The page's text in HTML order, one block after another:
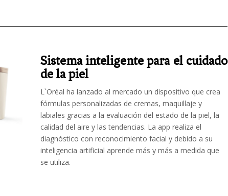
Sistema inteligente para el cuidado
de la piel
L`Oréal ha lanzado al mercado un dispositivo que crea
fórmulas personalizadas de cremas, maquillaje y
labiales gracias a la evaluación del estado de la piel, la
calidad del aire y las tendencias. La app realiza el
diagnóstico con reconocimiento facial y debido a su
inteligencia artificial aprende más y más a medida que
se utiliza.